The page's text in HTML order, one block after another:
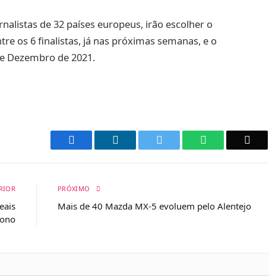
de 32 países europeus, irão escolher o
os 6 finalistas, já nas próximas semanas, e o
Dezembro de 2021.
Facebook LinkedIn WhatsApp
PRÓXIMO
Mais de 40 Mazda MX-5 evoluem pelo Alentejo